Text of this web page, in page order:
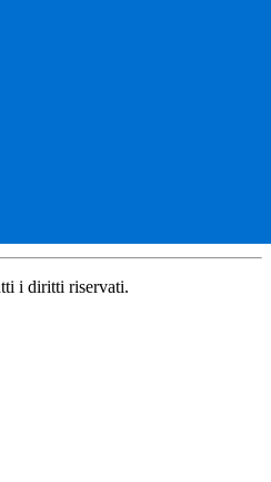
i diritti riservati.